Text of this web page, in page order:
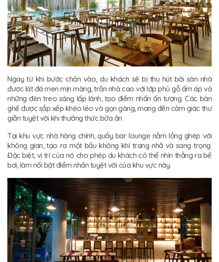
Ngay từ khi bước chân vào, du khách sẽ bị thu hút bởi sàn nhà
được lát đá men mịn màng, trần nhà cao với lớp phủ gỗ ấm áp và
những đèn treo sáng lấp lánh, tạo điểm nhấn ấn tượng. Các bàn
ghế được sắp xếp khéo léo và gọn gàng, mang đến cảm giác thư
giãn tuyệt vời khi thưởng thức bữa ăn.
Tại khu vực nhà hàng chính, quầy bar lounge nằm lồng ghép với
không gian, tạo ra một bầu không khí trang nhã và sang trọng.
Đặc biệt, vị trí của nó cho phép du khách có thể nhìn thẳng ra bể
bơi, làm nổi bật điểm nhấn tuyệt vời của khu vực này.